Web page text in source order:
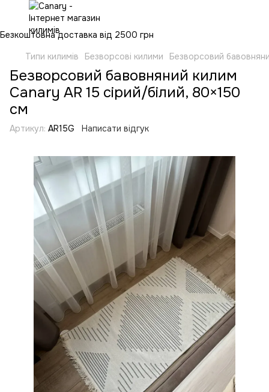
Безкоштовна доставка від 2500 грн
Типи килимів
Безворсові килими Безворсовий
Безворсовий бавовняний килим
Canary AR 15 сірий/білий, 80×150
см
Артикул: AR15G Написати відгук